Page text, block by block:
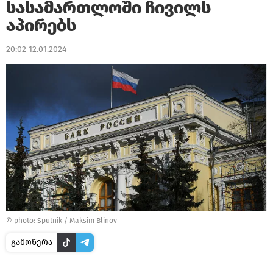
სასამართლოში ჩივილს
აპირებს
20:02 12.01.2024
© photo: Sputnik / Maksim Blinov
გამოწერა